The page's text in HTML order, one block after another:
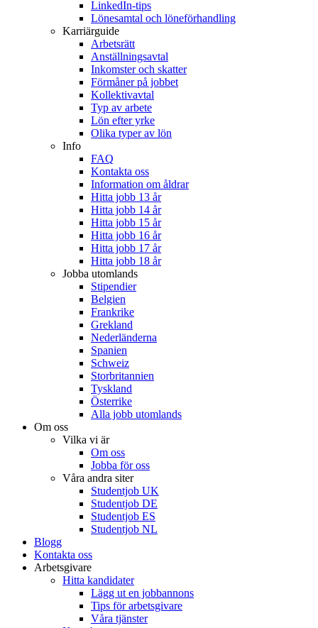
LinkedIn-tips
Lönesamtal och löneförhandling
Karriärguide
Arbetsrätt
Anställningsavtal
Inkomster och skatter
Förmåner på jobbet
Kollektivavtal
Typ av arbete
Lön efter yrke
Olika typer av lön
Info
FAQ
Kontakta oss
Information om åldrar
Hitta jobb 13 år
Hitta jobb 14 år
Hitta jobb 15 år
Hitta jobb 16 år
Hitta jobb 17 år
Hitta jobb 18 år
Jobba utomlands
Stipendier
Belgien
Frankrike
Grekland
Nederländerna
Spanien
Schweiz
Storbritannien
Tyskland
Österrike
Alla jobb utomlands
Om oss
Vilka vi är
Om oss
Jobba för oss
Våra andra siter
Studentjob UK
Studentjob DE
Studentjob ES
Studentjob NL
Blogg
Kontakta oss
Arbetsgivare
Hitta kandidater
Lägg ut en jobbannons
Tips för arbetsgivare
Våra tjänster